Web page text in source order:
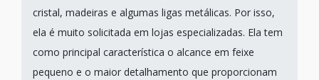
cristal, madeiras e algumas ligas metálicas. Por isso,
ela é muito solicitada em lojas especializadas. Ela tem
como principal característica o alcance em feixe
pequeno e o maior detalhamento que proporcionam